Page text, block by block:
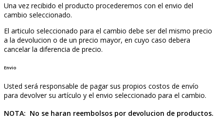
Una vez recibido el producto procederemos con el envio del
cambio seleccionado.
El articulo seleccionado para el cambio debe ser del mismo precio
a la devolucion o de un precio mayor, en cuyo caso debera
cancelar la diferencia de precio.
Envio
Usted será responsable de pagar sus propios costos de envío
para devolver su artículo y el envio seleccionado para el cambio.
NOTA: No se haran reembolsos por devolucion de productos.